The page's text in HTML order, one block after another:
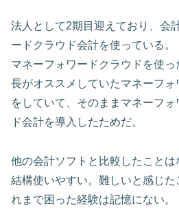
法人として2期目迎えており、会
ードクラウド会計を使っている。
マネーフォワードクラウドを使
長がオススメしていたマネーフ
をしていて、そのままマネーフ
ド会計を導入したためだ。
他の会計ソフトと比較したこと
結構使いやすい。難しいと感じた
れまで困った経験は記憶にない。